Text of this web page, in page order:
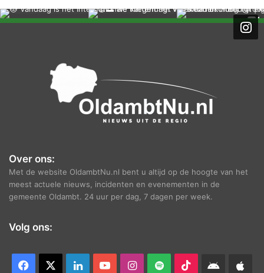
h
Over ons:
Met de website OldambtNu.nl bent u altijd op de hoogte van het
meest actuele nieuws, incidenten en evenementen in de
gemeente Oldambt. 24 uur per dag, 7 dagen per week.
Volg ons:
Facebook LinkedInYouTubeInstagram
Spotify TikTokAndroid